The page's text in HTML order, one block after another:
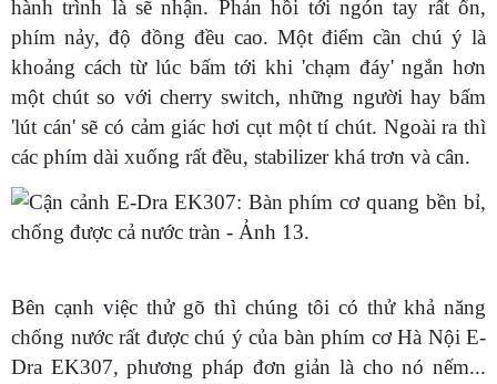
hành trình là sẽ nhận. Phản hồi tới ngón tay rất ổn,
phím nảy, độ đồng đều cao. Một điểm cần chú ý là
khoảng cách từ lúc bấm tới khi 'chạm đáy' ngắn hơn
một chút so với cherry switch, những người hay bấm
'lút cán' sẽ có cảm giác hơi cụt một tí chút. Ngoài ra thì
các phím dài xuống rất đều, stabilizer khá trơn và cân.
Bên cạnh việc thử gõ thì chúng tôi có thử khả năng
chống nước rất được chú ý của bàn phím cơ Hà Nội E-
Dra EK307, phương pháp đơn giản là cho nó nếm...